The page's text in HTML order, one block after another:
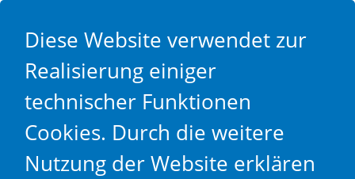
Diese Website verwendet zur
Realisierung einiger
technischer Funktionen
Cookies. Durch die weitere
Nutzung der Website erklären